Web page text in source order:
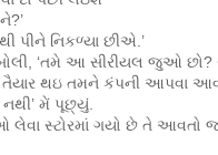
પીને નિકળ્યા છીએ.’
બોલી, ‘તમે આ સીરીયલ જુઓ
થઇ તમને કંપની આપવા
નથી’ મેં પૂછ્યું.
લેવા સ્ટોરમાં ગયો છે તે આવતો જ